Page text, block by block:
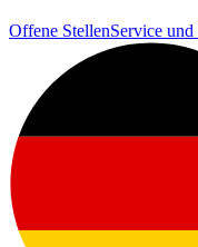
Offene StellenService und